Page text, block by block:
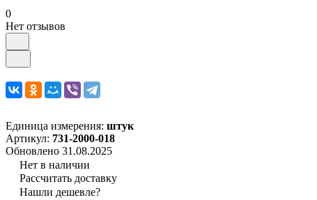
0
Нет отзывов
Единица измерения: штук
Артикул: 731-2000-018
Обновлено 31.08.2025
Нет в наличии
Рассчитать доставку
Нашли дешевле?